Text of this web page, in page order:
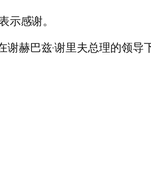
感谢。
赫巴兹·谢里夫总理的领导